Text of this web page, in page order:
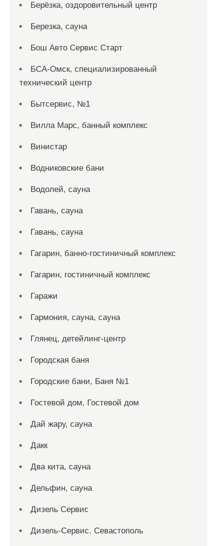
Берёзка, оздоровительный центр
Березка, сауна
Бош Авто Сервис Старт
БСА-Омск, специализированный
технический центр
Бытсервис, №1
Вилла Марс, банный комплекс
Винистар
Водниковские бани
Водолей, сауна
Гавань, сауна
Гавань, сауна
Гагарин, банно-гостиничный комплекс
Гагарин, гостиничный комплекс
Гаражи
Гармония, сауна, сауна
Глянец, детейлинг-центр
Городская баня
Городские бани, Баня №1
Гостевой дом, Гостевой дом
Дай жару, сауна
Дакк
Два кита, сауна
Дельфин, сауна
Дизель Сервис
Дизель-Сервис. Севастополь